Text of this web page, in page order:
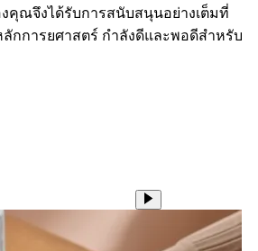
คุณจึงได้รับการสนับสนุนอย่างเต็มที่
กการยศาสตร์ กำลังดีและพอดีสำหรับ